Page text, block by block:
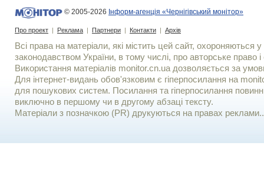
© 2005-2026 Інформ-агенція «Чернігівський монітор»
Про проект | Реклама | Партнери | Контакти | Архів
Всі права на матеріали, які містить цей сайт, охороняються у
законодавством України, в тому числі, про авторське право і
Використання матерiалiв monitor.cn.ua дозволяється за
Для iнтернет-видань обов'язковим є гiперпосилання на
для пошукових систем. Посилання та гіперпосилання
виключно в першому чи в другому абзаці тексту.
Матеріали з позначкою (PR) друкуються на правах реклами..